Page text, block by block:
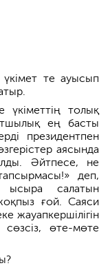
те ауысып
үкіметтің толық
ең басты
президентпен
аясында
Әйтпесе, не
деп,
ысыра салатын
ғой. Саяси
жауапкершілігін
өте-мөте